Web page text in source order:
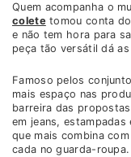
Quem acompanha o
coletetomou conta
e não tem hora para
peça tão versátil dá
Famoso pelos
mais espaço nas
barreira das
em jeans,
que mais combina
cada no guarda-roupa.